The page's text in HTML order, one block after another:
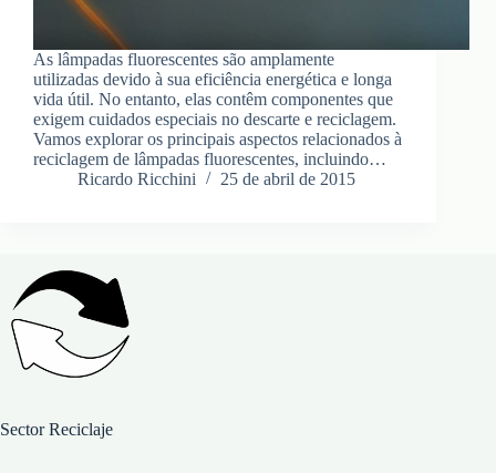
As lâmpadas fluorescentes são amplamente
utilizadas devido à sua eficiência energética e longa
vida útil. No entanto, elas contêm componentes que
exigem cuidados especiais no descarte e reciclagem.
Vamos explorar os principais aspectos relacionados à
reciclagem de lâmpadas fluorescentes, incluindo…
Ricardo Ricchini
25 de abril de 2015
Sector Reciclaje